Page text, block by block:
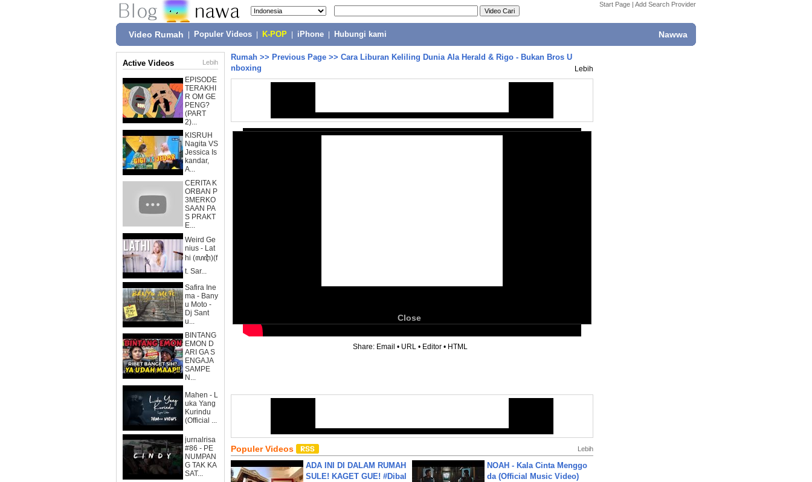
Start Page | Add Search Provider
Video Rumah Populer Videos K-POP iPhone Hubungi kami Nawwa
Active Videos Lebih
EPISODE
TERAKHI
R OM GE
PENG?
(PART
2)...
KISRUH
Nagita VS
Jessica Is
kandar,
A...
CERITA K
ORBAN P
3MERKO
SAAN PA
S PRAKT
E...
Weird Ge
nius - Lat
hi (ꦭꦛꦶ)(f
t. Sar...
Safira Ine
ma - Bany
u Moto -
Dj Sant
u...
BINTANG
EMON D
ARI GA S
ENGAJA
SAMPE
N...
Mahen - L
uka Yang
Kurindu
(Official ...
jurnalrisa
#86 - PE
NUMPAN
G TAK KA
SAT...
Rumah >> Previous Page >> Cara Liburan Keliling Dunia Ala Herald & Rigo - Bukan Bros U
nboxing
Lebih
Close
Share: Email • URL • Editor • HTML
Populer Videos Lebih
ADA INI DI DALAM RUMAH
SULE! KAGET GUE! #Dibal
NOAH - Kala Cinta Menggo
da (Official Music Video)